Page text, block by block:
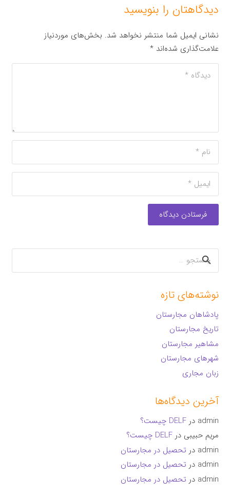
دیدگاهتان را بنویسید
نشانی ایمیل شما منتشر نخواهد شد. بخش‌های موردنیاز
علامت‌گذاری شده‌اند*
فرستادن دیدگاه
جستجو
برای:
نوشته‌های تازه
پادشاهان مجارستان
تاریخ مجارستان
مشاهیر مجارستان
شهرهای مجارستان
زبان مجاری
آخرین دیدگاه‌ها
admin درDELF چیست؟
مریم حبیبی درDELF چیست؟
admin در تحصیل در مجارستان
admin در تحصیل در مجارستان
admin در تحصیل در مجارستان